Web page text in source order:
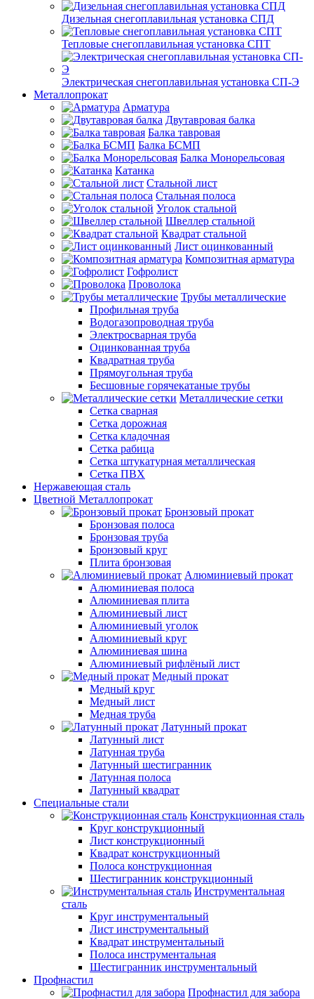
Дизельная снегоплавильная установка СПД
Тепловые снегоплавильная установка СПТ
Электрическая снегоплавильная установка СП-Э
Металлопрокат
Арматура
Двутавровая балка
Балка тавровая
Балка БСМП
Балка Монорельсовая
Катанка
Стальной лист
Стальная полоса
Уголок стальной
Швеллер стальной
Квадрат стальной
Лист оцинкованный
Композитная арматура
Гофролист
Проволока
Трубы металлические
Профильная труба
Водогазопроводная труба
Электросварная труба
Оцинкованная труба
Квадратная труба
Прямоугольная труба
Бесшовные горячекатаные трубы
Металлические сетки
Сетка сварная
Сетка дорожная
Сетка кладочная
Сетка рабица
Сетка штукатурная металлическая
Сетка ПВХ
Нержавеющая сталь
Цветной Металлопрокат
Бронзовый прокат
Бронзовая полоса
Бронзовая труба
Бронзовый круг
Плита бронзовая
Алюминиевый прокат
Алюминиевая полоса
Алюминиевая плита
Алюминиевый лист
Алюминиевый уголок
Алюминиевый круг
Алюминиевая шина
Алюминиевый рифлёный лист
Медный прокат
Медный круг
Медный лист
Медная труба
Латунный прокат
Латунный лист
Латунная труба
Латунный шестигранник
Латунная полоса
Латунный квадрат
Специальные стали
Конструкционная сталь
Круг конструкционный
Лист конструкционный
Квадрат конструкционный
Полоса конструкционная
Шестигранник конструкционный
Инструментальная
сталь
Круг инструментальный
Лист инструментальный
Квадрат инструментальный
Полоса инструментальная
Шестигранник инструментальный
Профнастил
Профнастил для забора